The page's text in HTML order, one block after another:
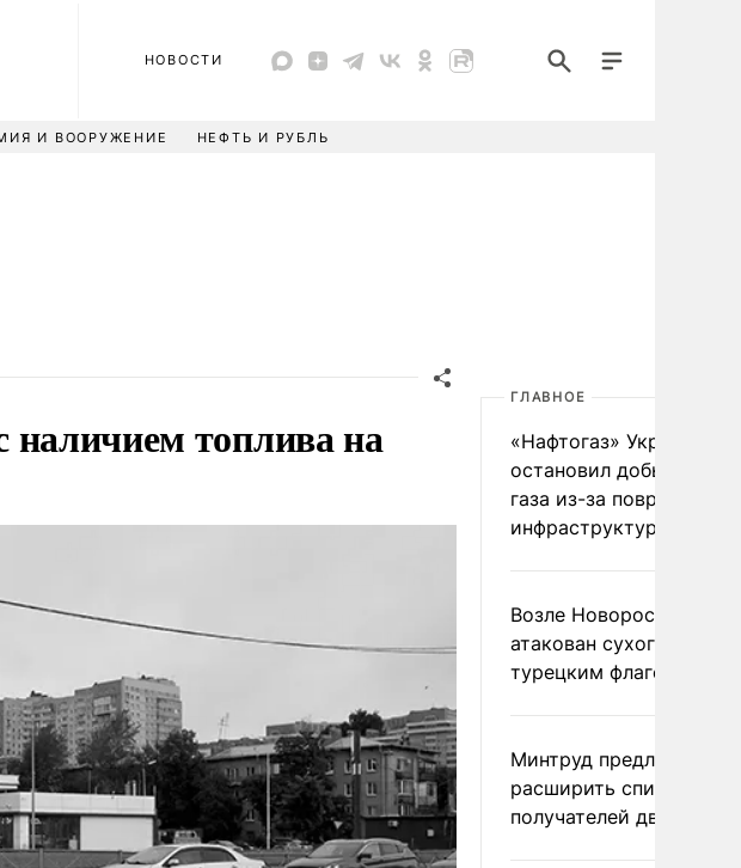
НОВОСТИ
И ВООРУЖЕНИЕ НЕФТЬ И РУБЛЬ
наличием топлива на
ГЛАВНОЕ
«Нафтогаз» Украины
остановил добычу
газа из-за повреждения
инфраструктуры
Возле Новороссийска
атакован сухогруз под
турецким флагом
Минтруд предложил
расширить список
получателей двух